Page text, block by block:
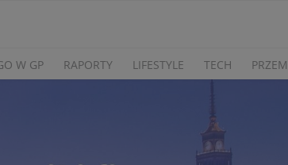
W GP RAPORTY LIFESTYLE TECH